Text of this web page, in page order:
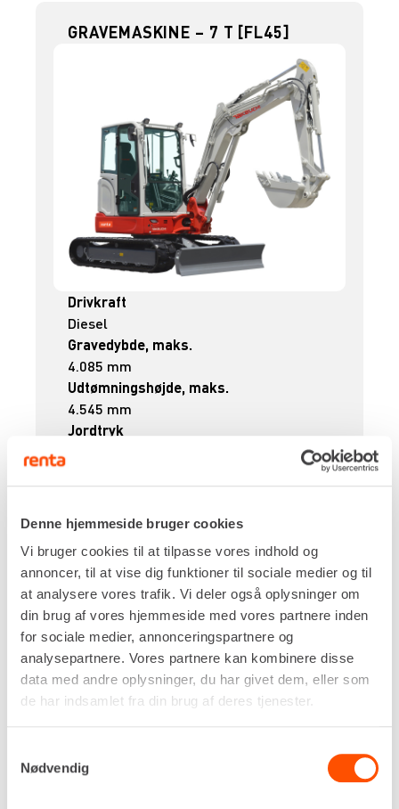
Denne hjemmeside bruger cookies
Vi bruger cookies til at tilpasse vores indhold og
annoncer, til at vise dig funktioner til sociale medier og til
at analysere vores trafik. Vi deler også oplysninger om
din brug af vores hjemmeside med vores partnere inden
for sociale medier, annonceringspartnere og
analysepartnere. Vores partnere kan kombinere disse
data med andre oplysninger, du har givet dem, eller som
de har indsamlet fra din brug af deres tjenester.
Nødvendig
GRAVEMASKINE – 7 T [FL45]
Drivkraft
Diesel
Gravedybde, maks.
4.085 mm
Udtømningshøjde, maks.
4.545 mm
Jordtryk
Renta udlejer kun til erhverv. Gyldigt CVR-
nummer er påkrævet.
LEJ NU Flere informationer